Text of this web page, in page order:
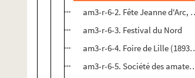
am3-r-6-2. Fête Jeanne d'Arc,
am3-r-6-3. Festival du Nord
am3-r-6-4. Foire de Lille (1893,
am3-r-6-5. Société des